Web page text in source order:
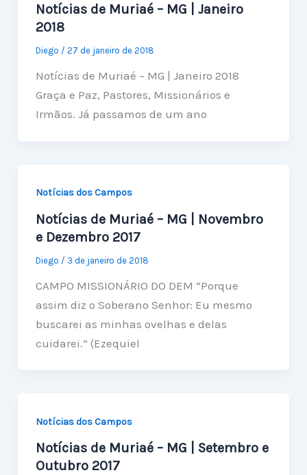
Notícias de Muriaé – MG | Janeiro
2018
Diego / 27 de janeiro de 2018
Notícias de Muriaé – MG | Janeiro 2018
Graça e Paz, Pastores, Missionários e
Irmãos. Já passamos de um ano
Notícias dos Campos
Notícias de Muriaé – MG | Novembro
e Dezembro 2017
Diego / 3 de janeiro de 2018
CAMPO MISSIONÁRIO DO DEM “Porque
assim diz o Soberano Senhor: Eu mesmo
buscarei as minhas ovelhas e delas
cuidarei.” (Ezequiel
Notícias dos Campos
Notícias de Muriaé – MG | Setembro e
Outubro 2017